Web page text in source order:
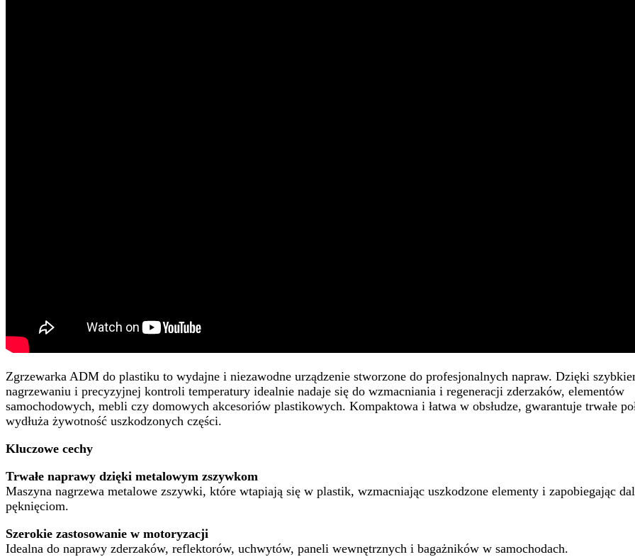
Zgrzewarka ADM do plastiku to wydajne i niezawodne urządzenie stworzone do profesjonalnych napraw. Dzięki
nagrzewaniu i precyzyjnej kontroli temperatury idealnie nadaje się do wzmacniania i regeneracji zderzaków, elementów
samochodowych, mebli czy domowych akcesoriów plastikowych. Kompaktowa i łatwa w obsłudze, gwarantuje trwałe
wydłuża żywotność uszkodzonych części.
Kluczowe cechy
Trwałe naprawy dzięki metalowym zszywkom
Maszyna nagrzewa metalowe zszywki, które wtapiają się w plastik, wzmacniając uszkodzone elementy i zapobiegając
pęknięciom.
Szerokie zastosowanie w motoryzacji
Idealna do naprawy zderzaków, reflektorów, uchwytów, paneli wewnętrznych i bagażników w samochodach.